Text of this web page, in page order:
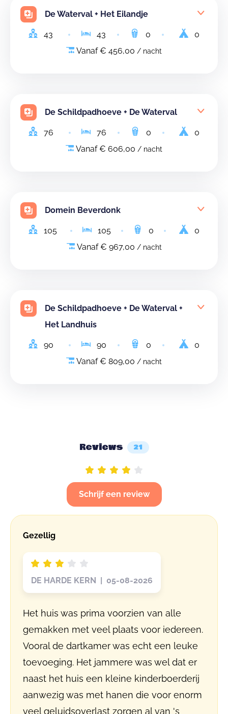
De Waterval + Het Eilandje
43 43 0
0
Vanaf € 456,00 / nacht
De Schildpadhoeve + De Waterval
76 76 0
0
Vanaf € 606,00 / nacht
Domein Beverdonk
105 105 0
0
Vanaf € 967,00 / nacht
De Schildpadhoeve + De Waterval +
Het Landhuis
90 90 0
0
Vanaf € 809,00 / nacht
Reviews 21
Schrijf een review
Gezellig
DE HARDE KERN | 05-08-2026
Het huis was prima voorzien van alle
gemakken met veel plaats voor iedereen.
Vooral de dartkamer was echt een leuke
toevoeging. Het jammere was wel dat er
naast het huis een kleine kinderboerderij
aanwezig was met hanen die voor enorm
veel geluidsoverlast zorgen al van 's